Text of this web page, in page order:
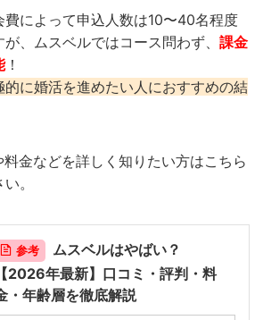
費によって申込人数は10〜40名程度
、ムスベルではコース問わず、 課金
！
的に婚活を進めたい人におすすめの結
金などを詳しく知りたい方はこちら
。
参考
ムスベルはやばい？
【2026年最新】口コミ・評判・料
・年齢層を徹底解説